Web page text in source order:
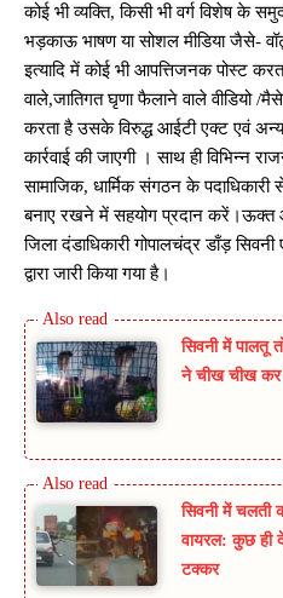
कोई भी व्यक्ति, किसी भी वर्ग विशेष के
भड़काऊ भाषण या सोशल मीडिया जैसे-
इत्यादि में कोई भी आपत्तिजनक पोस्ट
वाले,जातिगत घृणा फैलाने वाले वीडियो /
करता है उसके विरुद्ध आईटी एक्ट एवं
कार्रवाई की जाएगी । साथ ही विभिन्न
सामाजिक, धार्मिक संगठन के
बनाए रखने में सहयोग प्रदान
जिला दंडाधिकारी गोपालचंद्र डाँड़
द्वारा जारी किया गया है।
सिवनी में पालतू
ने चीख चीख कर
सिवनी में चलती
वायरल: कुछ ही
टक्कर